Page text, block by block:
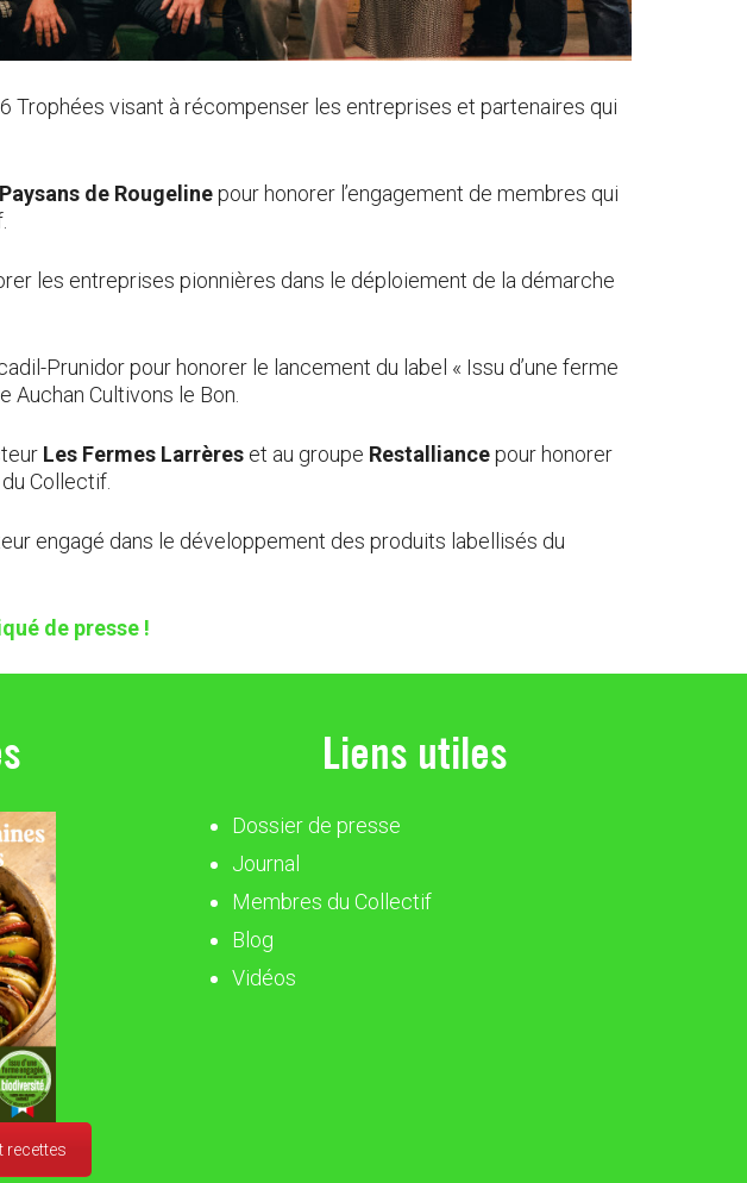
Trophées visant à récompenser les entreprises et partenaires qui
Paysans de Rougelinepour honorer l’engagement de membres qui
les entreprises pionnières dans le déploiement de la démarche
Prunidor pour honorer le lancement du label « Issu d’une ferme
Auchan Cultivons le Bon.
Les Fermes Larrères et au groupe Restalliancepour honorer
Collectif.
engagé dans le développement des produits labellisés du
de presse !
recettes
Liens utiles
Dossier de presse
Journal
Membres du Collectif
Blog
Vidéos